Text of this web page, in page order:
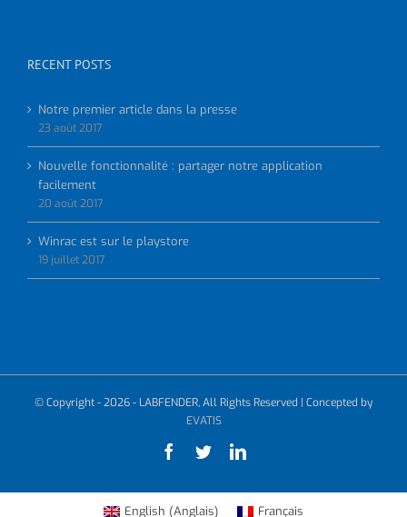
RECENT POSTS
Notre premier article dans la presse
23 août 2017
Nouvelle fonctionnalité : partager notre application
facilement
20 août 2017
Winrac est sur le playstore
19 juillet 2017
© Copyright -2026 - LABFENDER, All Rights Reserved | Concepted by
EVATIS
Facebook
TwitterLinkedIn
English (Anglais) Français